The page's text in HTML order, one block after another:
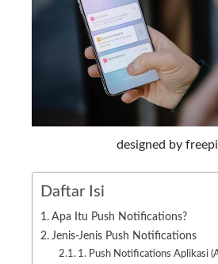
designed by
Daftar Isi
Apa Itu Push Notifications?
Jenis-Jenis Push Notifications
1. Push Notifications Aplikasi